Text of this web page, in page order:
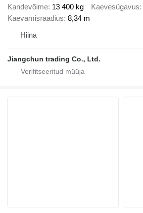
Kandevõime 13 400 kg Kaevesügavus
Kaevamisraadius 8,34 m
Hiina
Jiangchun trading Co., Ltd.